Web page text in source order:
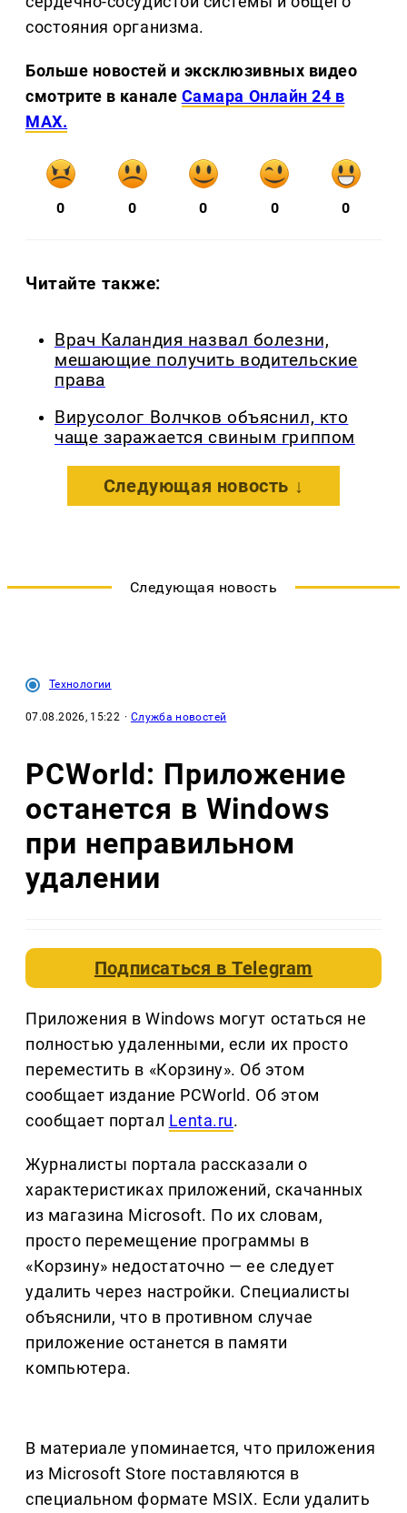
состояния организма.
Больше новостей и эксклюзивных видео
смотрите в канале Самара Онлайн 24 в
MAX.
0 0 0 0 0
Читайте также:
Врач Каландия назвал болезни,
мешающие получить водительские
права
Вирусолог Волчков объяснил, кто
чаще заражается свиным гриппом
Следующая новость ↓
Следующая новость
Технологии
07.08.2026, 15:22 · Служба новостей
PCWorld: Приложение
останется в Windows
при неправильном
удалении
Подписаться вTelegram
Приложения в Windows могут остаться не
полностью удаленными, если их просто
переместить в «Корзину». Об этом
сообщает издание PCWorld. Об этом
сообщает портал Lenta.ru.
Журналисты портала рассказали о
характеристиках приложений, скачанных
из магазина Microsoft. По их словам,
просто перемещение программы в
«Корзину» недостаточно — ее следует
удалить через настройки. Специалисты
объяснили, что в противном случае
приложение останется в памяти
компьютера.
В материале упоминается, что приложения
из Microsoft Store поставляются в
специальном формате MSIX. Если удалить